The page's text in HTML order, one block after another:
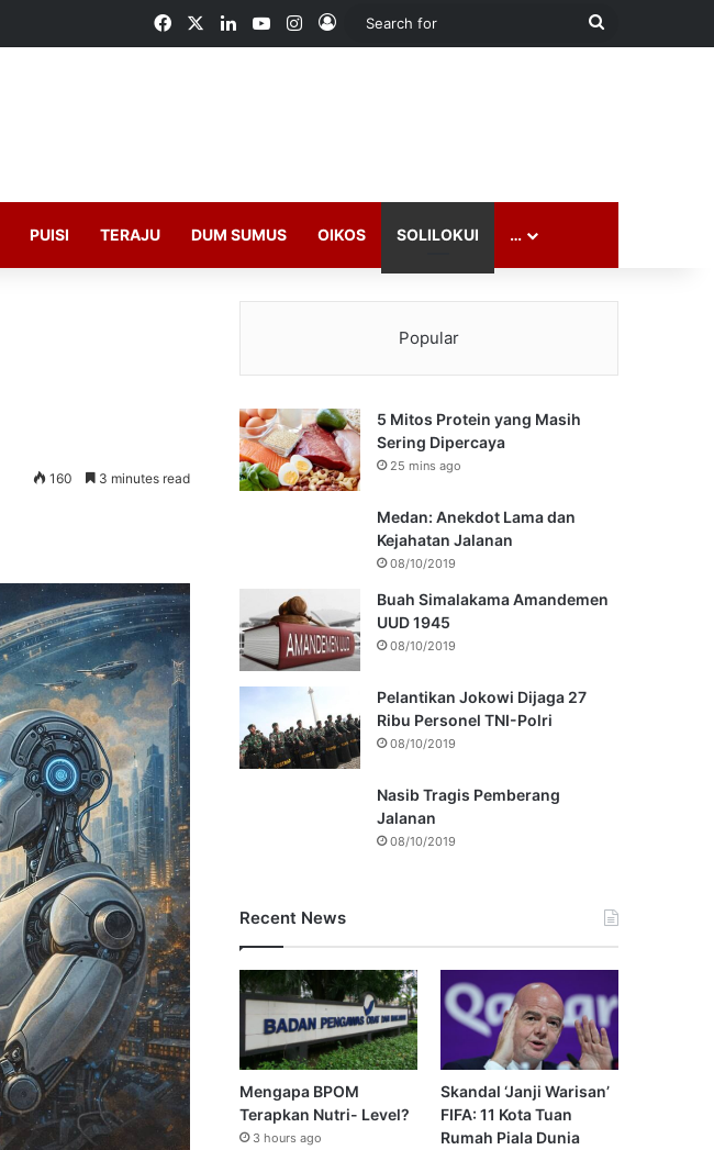
FacebookLinkedInYouTubeInstagram
Log In
Search
PUISI TERAJU DUM SUMUS OIKOS SOLILOKUI …
160 3 minutes read
Popular
5 Mitos Protein yang Masih
Sering Dipercaya
25 mins ago
Medan: Anekdot Lama dan
Kejahatan Jalanan
08/10/2019
Buah Simalakama Amandemen
UUD 1945
08/10/2019
Pelantikan Jokowi Dijaga 27
Ribu Personel TNI-Polri
08/10/2019
Nasib Tragis Pemberang
Jalanan
08/10/2019
Recent News
Mengapa BPOM
Terapkan Nutri- Level?
3 hours ago
Skandal ‘Janji Warisan’
FIFA: 11 Kota Tuan
Rumah Piala Dunia